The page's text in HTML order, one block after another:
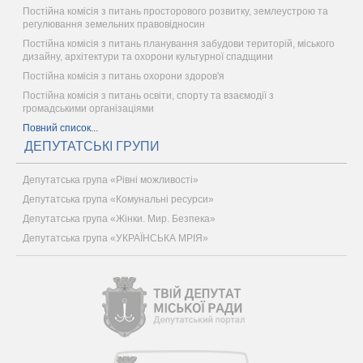
Постійна комісія з питань просторового розвитку, землеустрою та
регулювання земельних правовідносин
Постійна комісія з питань планування забудови територій, міського
дизайну, архітектури та охорони культурної спадщини
Постійна комісія з питань охорони здоров'я
Постійна комісія з питань освіти, спорту та взаємодії з
громадськими організаціями
Повний список...
ДЕПУТАТСЬКІ ГРУПИ
Депутатська група «Рівні можливості»
Депутатська група «Комунальні ресурси»
Депутатська група «Жінки. Мир. Безпека»
Депутатська група «УКРАЇНСЬКА МРІЯ»